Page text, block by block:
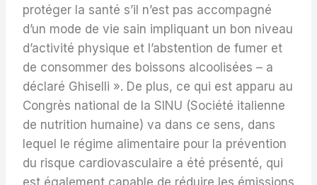
protéger la santé s’il n’est pas accompagné
d’un mode de vie sain impliquant un bon niveau
d’activité physique et l’abstention de fumer et
de consommer des boissons alcoolisées – a
déclaré Ghiselli ». De plus, ce qui est apparu au
Congrès national de la SINU (Société italienne
de nutrition humaine) va dans ce sens, dans
lequel le régime alimentaire pour la prévention
du risque cardiovasculaire a été présenté, qui